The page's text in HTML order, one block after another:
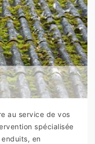
au service de vos
spécialisée
en